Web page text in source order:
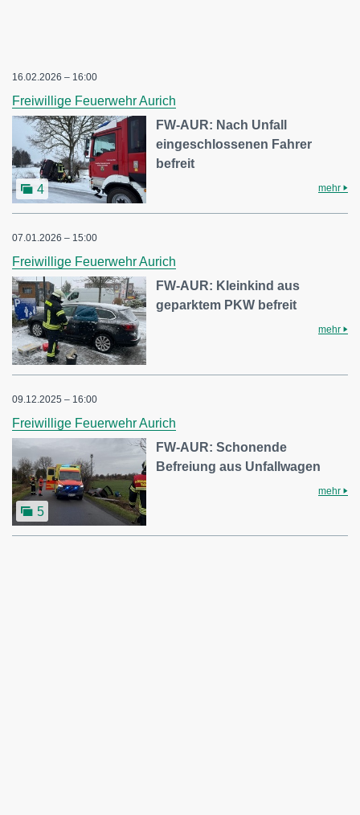
16.02.2026 – 16:00
Freiwillige Feuerwehr Aurich
4
FW-AUR: Nach Unfall
eingeschlossenen Fahrer
befreit
mehr
07.01.2026 – 15:00
Freiwillige Feuerwehr Aurich
FW-AUR: Kleinkind aus
geparktem PKW befreit
mehr
09.12.2025 – 16:00
Freiwillige Feuerwehr Aurich
5
FW-AUR: Schonende
Befreiung aus Unfallwagen
mehr